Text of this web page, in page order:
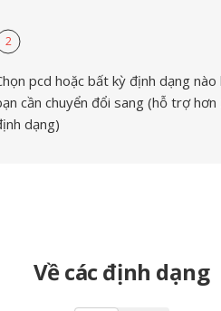
2
pcd hoặc bất kỳ định dạng nào
cần chuyển đổi sang (hỗ trợ hơn
dạng)
Về các định dạng